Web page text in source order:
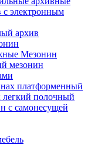
электронным
архив
Мезонин
мезонин
платформенный
полочный
с самонесущей